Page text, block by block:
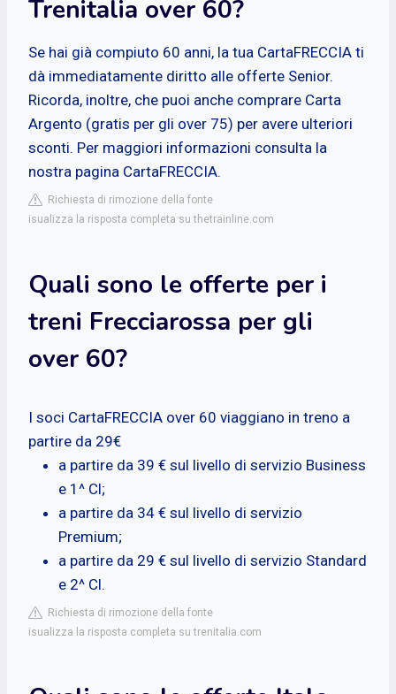
Trenitalia over 60?
Se hai già compiuto 60 anni, la tua CartaFRECCIA ti
dà immediatamente diritto alle offerte Senior.
Ricorda, inoltre, che puoi anche comprare Carta
Argento (gratis per gli over 75) per avere ulteriori
sconti. Per maggiori informazioni consulta la
nostra pagina CartaFRECCIA.
Richiesta di rimozione della fonte
isualizza la risposta completa su thetrainline.com
Quali sono le offerte per i
treni Frecciarossa per gli
over 60?
I soci CartaFRECCIA over 60 viaggiano in treno a
partire da 29€
a partire da 39 € sul livello di servizio Business
e 1^ Cl;
a partire da 34 € sul livello di servizio
Premium;
a partire da 29 € sul livello di servizio Standard
e 2^ Cl.
Richiesta di rimozione della fonte
isualizza la risposta completa su trenitalia.com